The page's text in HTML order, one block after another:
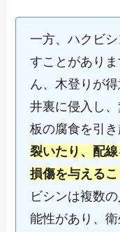
一方、ハクビ
すことがあり
ん、木登りが
井裏に侵入し
板の腐食を引
裂いたり、配
損傷を与えるこ
ビシンは複数
能性があり、衛